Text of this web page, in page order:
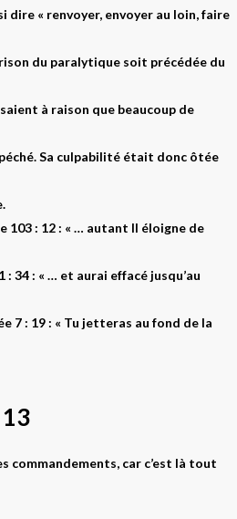
dire « renvoyer, envoyer au loin, faire
du paralytique soit précédée du
à raison que beaucoup de
Sa culpabilité était donc ôtée
103 : 12 : « … autant Il éloigne de
: 34 : « … et aurai effacé jusqu’au
7 : 19 : « Tu jetteras au fond de la
commandements, car c’est là tout